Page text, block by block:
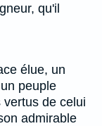
qu'il
élue, un
peuple
de celui
admirable